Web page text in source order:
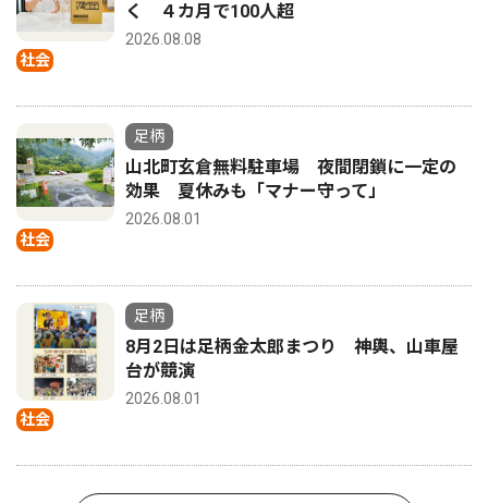
社会
く ４カ月で100人超
2026.08.08
社会
足柄
山北町玄倉無料駐車場 夜間閉鎖に一定の
効果 夏休みも「マナー守って」
2026.08.01
社会
足柄
8月2日は足柄金太郎まつり 神輿、山車屋
台が競演
2026.08.01